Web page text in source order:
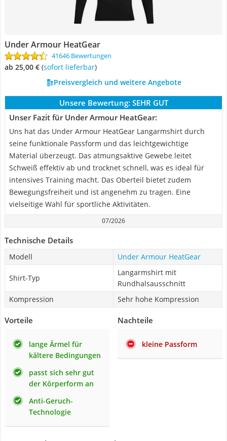
Under Armour HeatGear
41646 Bewertungen
ab 25,00 € ( Sofort lieferbar)
Preisvergleich und weitere Angebote
Unsere Bewertung: SEHR GUT
Unser Fazit für Under Armour HeatGear:
Uns hat das Under Armour HeatGear Langarmshirt durch
seine funktionale Passform und das leichtgewichtige
Material überzeugt. Das atmungsaktive Gewebe leitet
Schweiß effektiv ab und trocknet schnell, was es ideal für
intensives Training macht. Das Oberteil bietet zudem
Bewegungsfreiheit und ist angenehm zu tragen. Eine
vielseitige Wahl für sportliche Aktivitäten.
07/2026
Technische Details
Modell Under Armour HeatGear
Shirt-Typ
Langarmshirt mit
Rundhalsausschnitt
Kompression
Sehr hohe Kompression
Vorteile
lange Ärmel für
kältere Bedingungen
passt sich sehr gut
der Körperform an
Anti-Geruch-
Technologie
Nachteile
kleine Passform